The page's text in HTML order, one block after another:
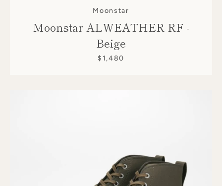
Moonstar
Moonstar ALWEATHER RF -
Beige
$1,480